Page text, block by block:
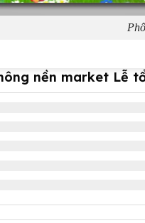
nền market Lễ